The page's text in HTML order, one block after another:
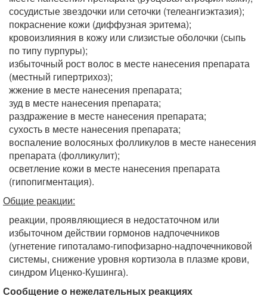
сосудистые звездочки или сеточки (телеангиэктазия);
покраснение кожи (диффузная эритема);
кровоизлияния в кожу или слизистые оболочки (сыпь
по типу пурпуры);
избыточный рост волос в месте нанесения препарата
(местный гипертрихоз);
жжение в месте нанесения препарата;
зуд в месте нанесения препарата;
раздражение в месте нанесения препарата;
сухость в месте нанесения препарата;
воспаление волосяных фолликулов в месте нанесения
препарата (фолликулит);
осветление кожи в месте нанесения препарата
(гипопигментация).
Общие реакции:
реакции, проявляющиеся в недостаточном или
избыточном действии гормонов надпочечников
(угнетение гипоталамо-гипофизарно-надпочечниковой
системы, снижение уровня кортизола в плазме крови,
синдром Иценко-Кушинга).
Сообщение о нежелательных реакциях